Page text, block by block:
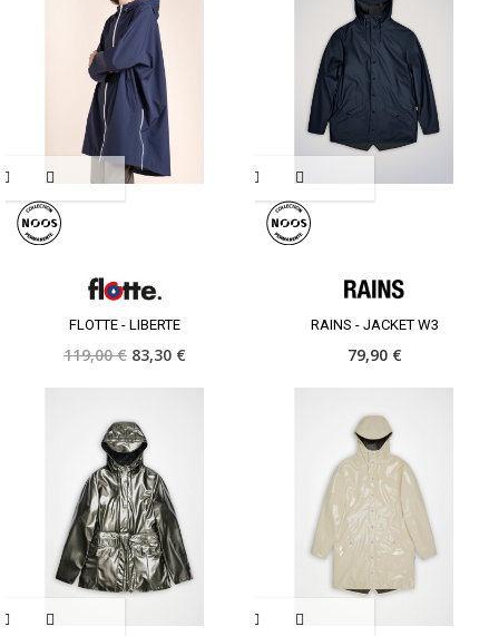
FLOTTE - LIBERTE
119,00 € 83,30 €
RAINS - JACKET W3
79,90 €